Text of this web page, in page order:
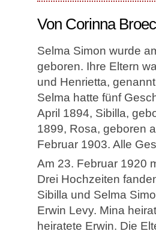
Von Corinna
Selma Simon wurde
geboren. Ihre Eltern
und Henrietta,
Selma hatte fünf
April 1894, Sibilla,
1899, Rosa, geboren
Februar 1903. Alle
Am 23. Februar 1920
Drei Hochzeiten
Sibilla und Selma
Erwin Levy. Mina
heiratete Erwin. Die